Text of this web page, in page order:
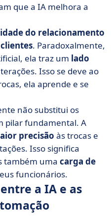
que a IA melhora a
do relacionamento
. Paradoxalmente,
ela traz um lado
Isso se deve ao
ela aprende e se
não substitui os
pilar fundamental. A
precisão às trocas e
Isso significa
também uma carga de
funcionários.
a IA e as